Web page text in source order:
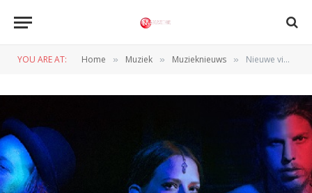
YOU ARE AT: Home » Muziek » Muzieknieuws » Nieuwe video MY BABY